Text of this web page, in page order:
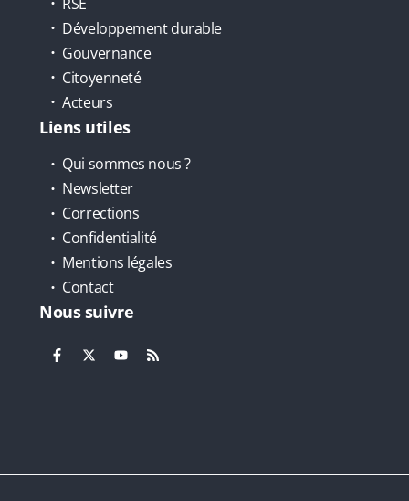
Développement durable
Gouvernance
Citoyenneté
Acteurs
Liens utiles
Qui sommes nous ?
Newsletter
Corrections
Confidentialité
Mentions légales
Contact
Nous suivre